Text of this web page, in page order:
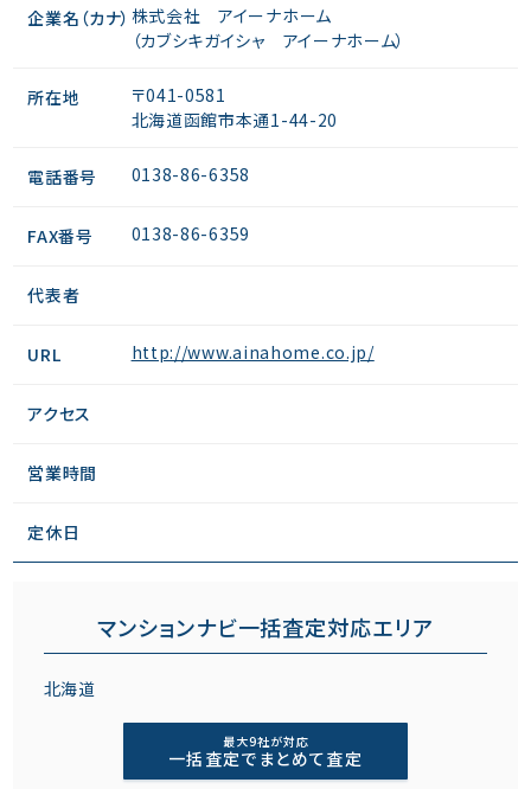
企業名（カナ） 株式会社 アイーナホーム
（カブシキガイシャ アイーナホーム）
所在地
〒041-0581
北海道函館市本通1-44-20
電話番号 0138-86-6358
FAX番号 0138-86-6359
代表者
URL http://www.ainahome.co.jp/
アクセス
営業時間
定休日
マンションナビ一括査定対応エリア
北海道
最大9社が対応
一括査定でまとめて査定